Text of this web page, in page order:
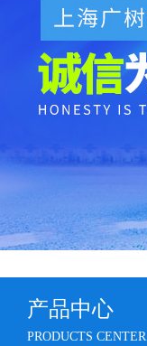
产品中心
PRODUCTS CENTER